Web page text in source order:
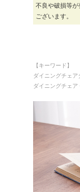
不良や破損等
ございます。
【キーワード】
ダイニングチェア
ダイニングチェ